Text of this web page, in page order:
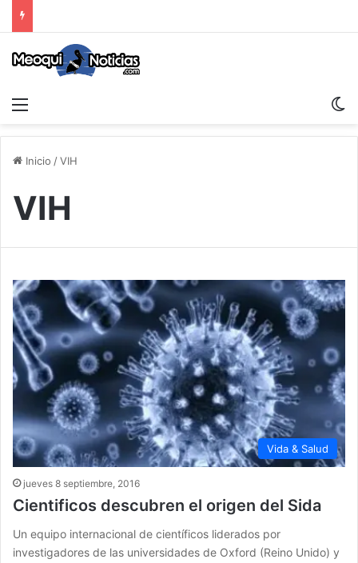
Inicio /VIH
VIH
Vida & Salud
jueves 8 septiembre, 2016
Cientificos descubren el origen del Sida
Un equipo internacional de científicos liderados por
investigadores de las universidades de Oxford (Reino Unido) y